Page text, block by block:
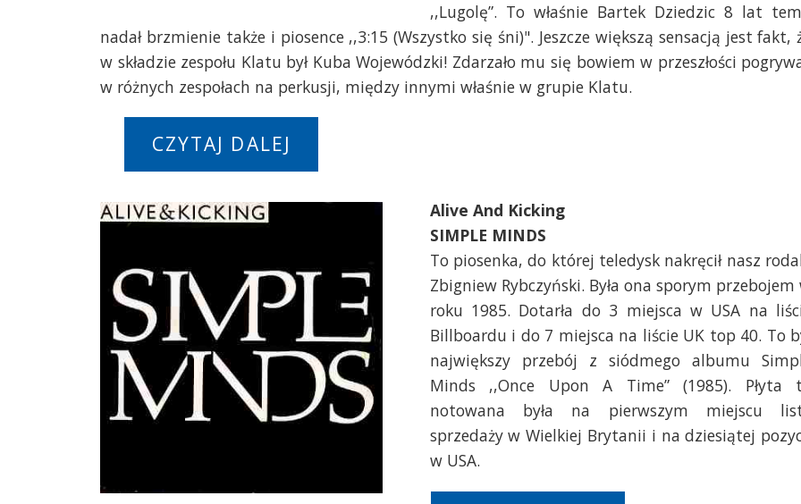
,,Lugolę”. To właśnie Bartek Dziedzic 8 lat
nadał brzmienie także i piosence ,,3:15 (Wszystko się śni)". Jeszcze większą sensacją jest fakt,
w składzie zespołu Klatu był Kuba Wojewódzki! Zdarzało mu się bowiem w przeszłości
w różnych zespołach na perkusji, między innymi właśnie w grupie Klatu.
CZYTAJ DALEJ
Alive And Kicking
SIMPLE MINDS
To piosenka, do której teledysk nakręcił nasz
Zbigniew Rybczyński. Była ona sporym przebojem
roku 1985. Dotarła do 3 miejsca w USA na
Billboardu i do 7 miejsca na liście UK top 40. To
największy przebój z siódmego albumu
Minds ,,Once Upon A Time” (1985). Płyta
notowana była na pierwszym miejscu
sprzedaży w Wielkiej Brytanii i na dziesiątej
w USA.